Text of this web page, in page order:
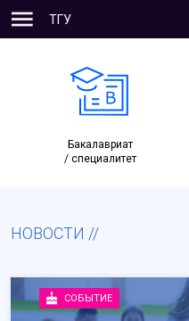
ТГУ
Бакалавриат
/ специалитет
НОВОСТИ
СОБЫТИЕ